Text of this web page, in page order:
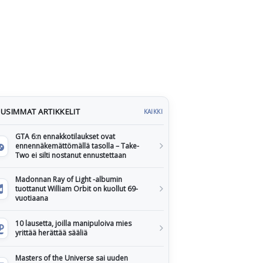
ARTIKKELIT KAIKKI
GTA 6:n ennakkotilaukset ovat
ennennäkemättömällä tasolla – Take-
Two ei silti nostanut ennustettaan
Madonnan Ray of Light -albumin
tuottanut William Orbit on kuollut 69-
vuotiaana
10 lausetta, joilla manipuloiva mies
yrittää herättää sääliä
Masters of the Universe sai uuden